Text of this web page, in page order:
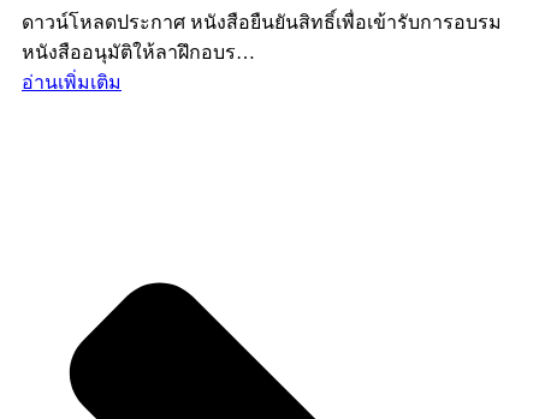
ดาวน์โหลดประกาศ หนังสือยืนยันสิทธิ์เพื่อเข้ารับการอบรม
หนังสืออนุมัติให้ลาฝึกอบร…
อ่านเพิ่มเติม